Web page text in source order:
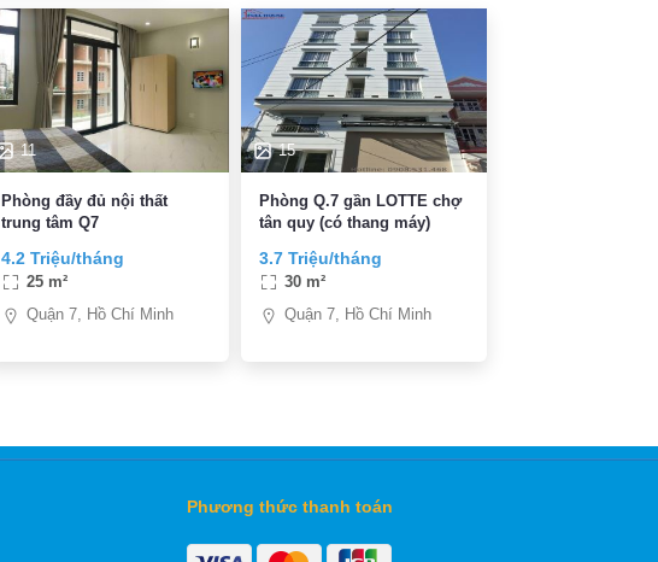
11
Phòng đầy đủ nội thất
trung tâm Q7
4.2 Triệu/tháng
25 m²
Quận 7, Hồ Chí Minh
15
Phòng Q.7 gần LOTTE chợ
tân quy (có thang máy)
3.7 Triệu/tháng
30 m²
Quận 7, Hồ Chí Minh
Phương thức thanh toán